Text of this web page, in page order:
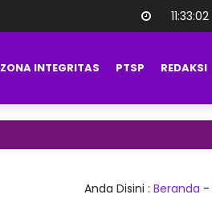
11:33:04
ZONA INTEGRITAS PTSP REDAKSI
Anda Disini : Beranda -